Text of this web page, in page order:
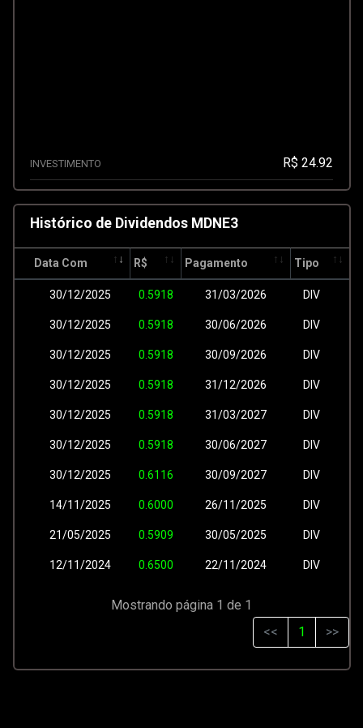
INVESTIMENTO R$ 24.92
Histórico de Dividendos MDNE3
Data Com R$ Pagamento Tipo
30/12/2025 0.5918 31/03/2026 DIV
30/12/2025 0.5918 30/06/2026 DIV
30/12/2025 0.5918 30/09/2026 DIV
30/12/2025 0.5918 31/12/2026 DIV
30/12/2025 0.5918 31/03/2027 DIV
30/12/2025 0.5918 30/06/2027 DIV
30/12/2025 0.6116 30/09/2027 DIV
14/11/2025 0.6000 26/11/2025 DIV
21/05/2025 0.5909 30/05/2025 DIV
12/11/2024 0.6500 22/11/2024 DIV
Mostrando página 1 de 1
<<
1 >>